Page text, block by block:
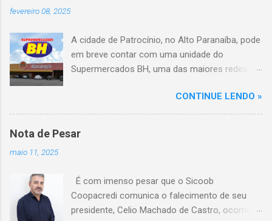
fevereiro 08, 2025
A cidade de Patrocínio, no Alto Paranaíba, pode
em breve contar com uma unidade do
Supermercados BH, uma das maiores redes do
o braço mineiro da rede Bretas por R$ 716
milhões, conforme anunciado na última sexta-
Guimarães, 455, no bairro Santo Antônio. Com
a aquisição, existe a possibilidade de que essa
unidade seja convertida em um Supermercados
CONTINUE LENDO »
Nota de Pesar
maio 11, 2025
É com imenso pesar que o Sicoob
Coopacredi comunica o falecimento de seu
presidente, Celio Machado de Castro, ocorrido